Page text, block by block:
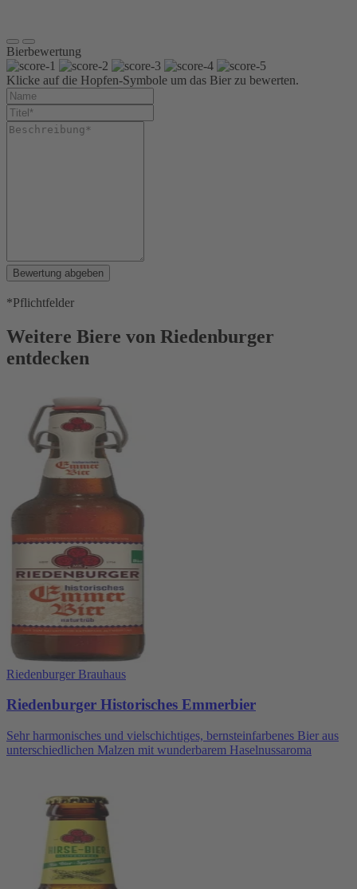
Bierbewertung
Klicke auf die Hopfen-Symbole um das Bier zu bewerten.
Bewertung abgeben
*Pflichtfelder
Weitere Biere von Riedenburger
entdecken
Riedenburger Brauhaus
Riedenburger Historisches Emmerbier
Sehr harmonisches und vielschichtiges, bernsteinfarbenes Bier aus
unterschiedlichen Malzen mit wunderbarem Haselnussaroma